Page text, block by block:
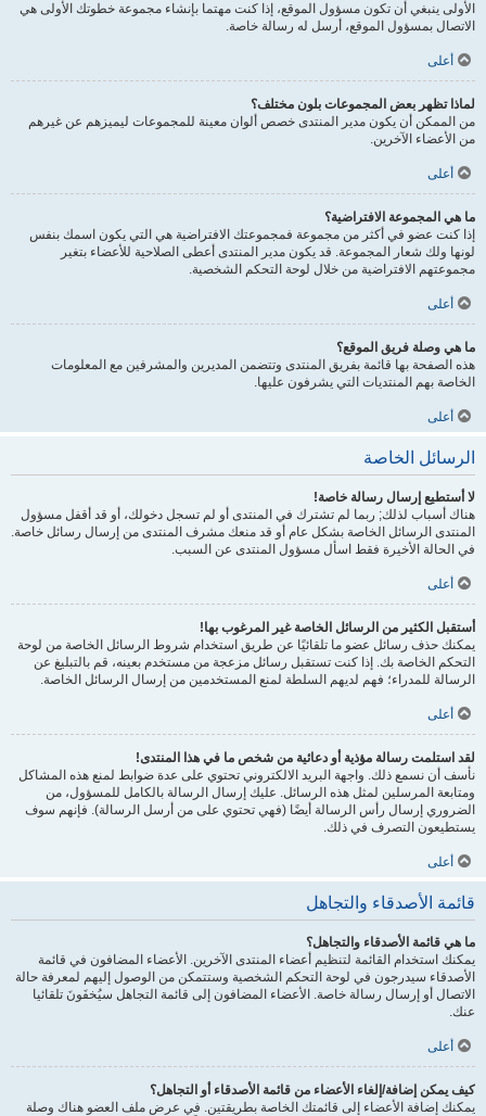
الأولى ينبغي أن تكون مسؤول الموقع، إذا كنت مهتما بإنشاء مجموعة خطوتك الأولى هي
الاتصال بمسؤول الموقع، أرسل له رسالة خاصة.
أعلى
لماذا تظهر بعض المجموعات بلون مختلف؟
من الممكن أن يكون مدير المنتدى خصص ألوان معينة للمجموعات ليميزهم عن غيرهم
من الأعضاء الآخرين.
أعلى
ما هي المجموعة الافتراضية؟
إذا كنت عضو في أكثر من مجموعة فمجموعتك الافتراضية هي التي يكون اسمك بنفس
لونها ولك شعار المجموعة. قد يكون مدير المنتدى أعطى الصلاحية للأعضاء بتغير
مجموعتهم الافتراضية من خلال لوحة التحكم الشخصية.
أعلى
ما هي وصلة فريق الموقع؟
هذه الصفحة بها قائمة بفريق المنتدى وتتضمن المديرين والمشرفين مع المعلومات
الخاصة بهم المنتديات التي يشرفون عليها.
أعلى
الرسائل الخاصة
لا أستطيع إرسال رسالة خاصة!
هناك أسباب لذلك; ربما لم تشترك في المنتدى أو لم تسجل دخولك، أو قد أقفل مسؤول
المنتدى الرسائل الخاصة بشكل عام أو قد منعك مشرف المنتدى من إرسال رسائل خاصة.
في الحالة الأخيرة فقط اسأل مسؤول المنتدى عن السبب.
أعلى
أستقبل الكثير من الرسائل الخاصة غير المرغوب بها!
يمكنك حذف رسائل عضو ما تلقائيًا عن طريق استخدام شروط الرسائل الخاصة من لوحة
التحكم الخاصة بك. إذا كنت تستقبل رسائل مزعجة من مستخدم بعينه، قم بالتبليغ عن
الرسالة للمدراء؛ فهم لديهم السلطة لمنع المستخدمين من إرسال الرسائل الخاصة.
أعلى
لقد استلمت رسالة مؤذية أو دعائية من شخص ما في هذا المنتدى!
نأسف أن نسمع ذلك. واجهة البريد الالكتروني تحتوي على عدة ضوابط لمنع هذه المشاكل
ومتابعة المرسلين لمثل هذه الرسائل. عليك إرسال الرسالة بالكامل للمسؤول، من
الضروري إرسال رأس الرسالة أيضًا (فهي تحتوي على من أرسل الرسالة). فإنهم سوف
يستطيعون التصرف في ذلك.
أعلى
قائمة الأصدقاء والتجاهل
ما هي قائمة الأصدقاء والتجاهل؟
يمكنك استخدام القائمة لتنظيم أعضاء المنتدى الآخرين. الأعضاء المضافون في قائمة
الأصدقاء سيدرجون في لوحة التحكم الشخصية وستتمكن من الوصول إليهم لمعرفة حالة
الاتصال أو إرسال رسالة خاصة. الأعضاء المضافون إلى قائمة التجاهل سيُخفَونَ تلقائيا
عنك.
أعلى
كيف يمكن إضافة/إلغاء الأعضاء من قائمة الأصدقاء أو التجاهل؟
يمكنك إضافة الأعضاء إلى قائمتك الخاصة بطريقتين. في عرض ملف العضو هناك وصلة